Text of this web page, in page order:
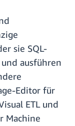
sie SQL-
ausführen
Editor für
ETL und
Machine